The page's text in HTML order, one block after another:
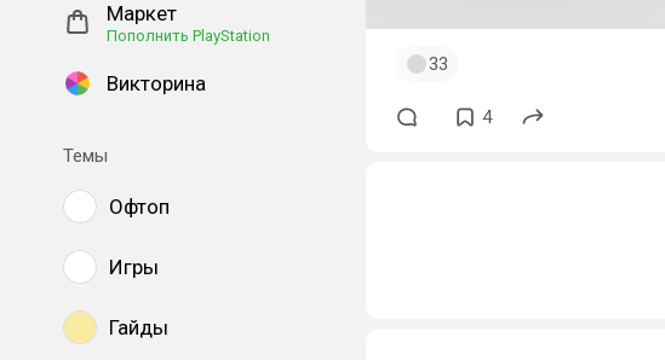
Маркет
Пополнить PlayStation
Викторина
Темы
Офтоп
Игры
Гайды
33
4